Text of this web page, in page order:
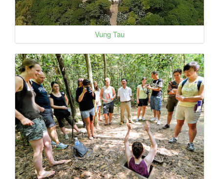
Vung Tau